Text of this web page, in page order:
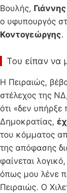
Βουλής,
ο υφυπουργός
Κοντογεώργης.
Του είπαν να
Η Πειραιώς,
στέλεχος της
ότι «δεν υπήρξε
Δημοκρατίας,
του κόμματος
της απόφασης
φαίνεται
όπως μου λένε
Πειραιώς. Ο